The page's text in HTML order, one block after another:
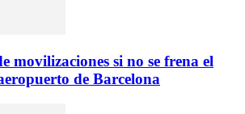
movilizaciones si no se frena el
de Barcelona